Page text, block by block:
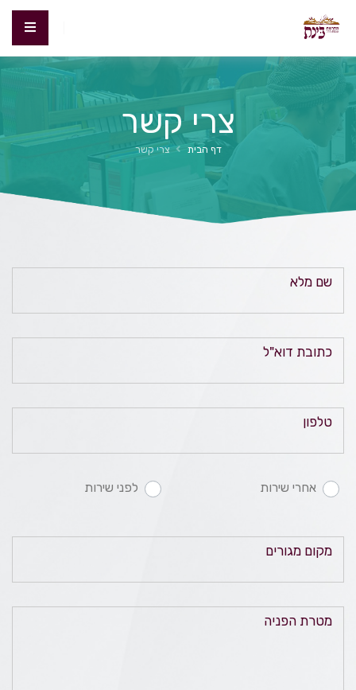
צרי קשר
דף הבית צרי קשר
שם מלא
כתובת דוא"ל
טלפון
אחרי שירות לפני שירות
מקום מגורים
מטרת הפניה